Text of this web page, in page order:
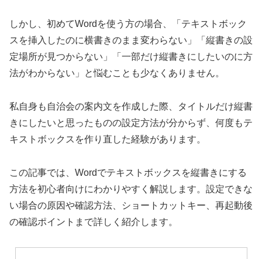
しかし、初めてWordを使う方の場合、「テキストボック
スを挿入したのに横書きのまま変わらない」「縦書きの設
定場所が見つからない」「一部だけ縦書きにしたいのに方
法がわからない」と悩むことも少なくありません。
私自身も自治会の案内文を作成した際、タイトルだけ縦書
きにしたいと思ったものの設定方法が分からず、何度もテ
キストボックスを作り直した経験があります。
この記事では、Wordでテキストボックスを縦書きにする
方法を初心者向けにわかりやすく解説します。設定できな
い場合の原因や確認方法、ショートカットキー、再起動後
の確認ポイントまで詳しく紹介します。